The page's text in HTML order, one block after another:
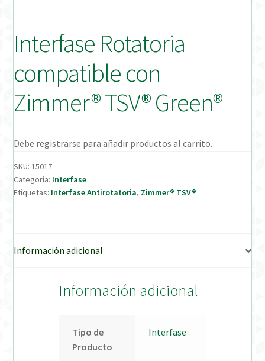
Mi cuenta
On-line Store
Productos Favoritos
Uso previsto
Verification Required
Interfase Rotatoria
compatible con
Zimmer® TSV® Green®
Debe registrarse para añadir productos al carrito.
SKU:15017
Categoría: Interfase
Etiquetas: Interfase Antirotatoria, Zimmer® TSV®
Información adicional
Información adicional
Tipo de
Producto
Interfase